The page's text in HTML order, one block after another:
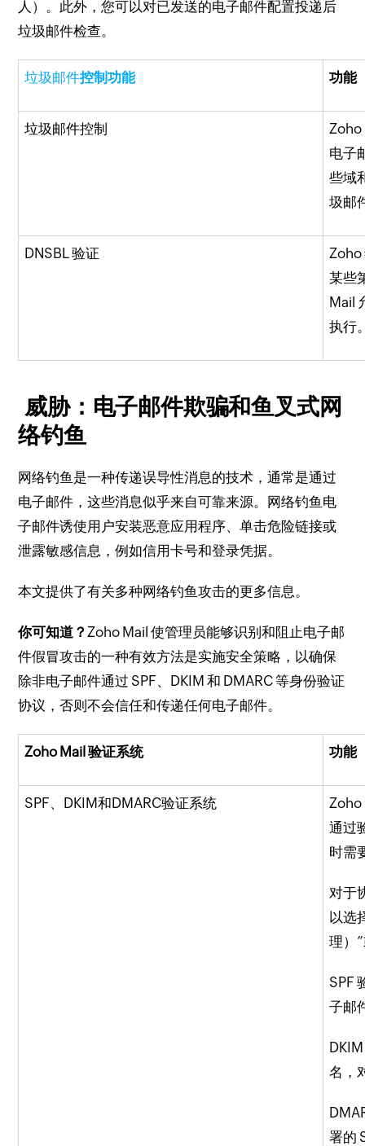
人）。 此外，您可以对已发送的电子邮件配置投递后
垃圾邮件检查。
垃圾邮件控制功能 功能
垃圾邮件控制
Zoho
电子
些域
圾邮
DNSBL 验证
Zoho
某些
Mail
执行
威胁：电子邮件欺骗和鱼叉式网
络钓鱼
网络钓鱼是一种传递误导性消息的技术，通常是通过
电子邮件，这些消息似乎来自可靠来源。 网络钓鱼电
子邮件诱使用户安装恶意应用程序、单击危险链接或
泄露敏感信息，例如信用卡号和登录凭据。
本文提供了有关多种网络钓鱼攻击的更多信息。
你可知道？Zoho Mail 使管理员能够识别和阻止电子邮
件假冒攻击的一种有效方法是实施安全策略，以确保
除非电子邮件通过 SPF、DKIM 和 DMARC 等身份验证
协议，否则不会信任和传递任何电子邮件。
Zoho Mail 验证系统 功能
SPF、DKIM和DMARC验证系统
Zoho
通过
时需
对于
以选
理）
SPF
子邮
名，
署的